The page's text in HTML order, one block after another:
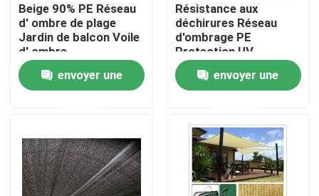
Demande de soumission
Russian website
Écran de vol de fenêtre
Filet d'ombre de PE
Beige 90% PE Réseau
d' ombre de plage
Jardin de balcon Voile
d' ombre
envoyer une
Résistance aux
déchirures Réseau
d'ombrage PE
Protection UV
Réseaux d'ombrage
perméables pour
l'agriculture
envoyer une